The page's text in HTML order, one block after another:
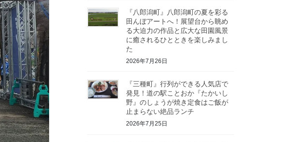
『八郎潟町』八郎潟町の夏を彩る
田んぼアートへ！展望台から眺め
る大迫力の作品と広大な田園風景
に癒されるひとときを楽しみまし
た
2026年7月26日
『三種町』行列ができる人気店で
発見！道の駅ことおか『たかいし
野』のしょうが焼き定食はご飯が
止まらない絶品ランチ
2026年7月25日